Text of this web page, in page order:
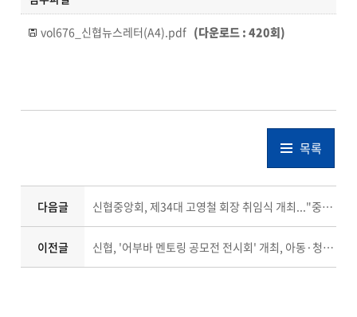
vol676_신협뉴스레터(A4).pdf (다운로드 : 420회)
목록
다음글 신협중앙회, 제34대 고영철 회장 취임식 개최..."중앙회는 회원조합을 위해 존재"
이전글 신협, '어부바 멘토링 공모전 전시회' 개최, 아동·청소년 경제교육 10년의 성과 조명